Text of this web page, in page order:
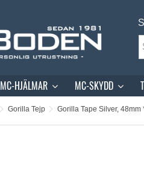
MC-HJÄLMAR MC-SKYDD
Gorilla Tejp Gorilla Tape Silver, 48mm